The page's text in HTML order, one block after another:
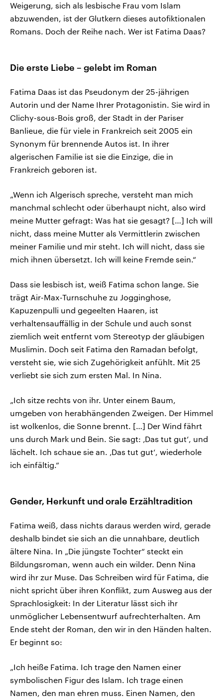
Weigerung, sich als lesbische Frau vom Islam
abzuwenden, ist der Glutkern dieses autofiktionalen
Romans. Doch der Reihe nach. Wer ist Fatima Daas?
Die erste Liebe – gelebt im Roman
Fatima Daas ist das Pseudonym der 25-jährigen
Autorin und der Name Ihrer Protagonistin. Sie wird in
Clichy-sous-Bois groß, der Stadt in der Pariser
Banlieue, die für viele in Frankreich seit 2005 ein
Synonym für brennende Autos ist. In ihrer
algerischen Familie ist sie die Einzige, die in
Frankreich geboren ist.
„Wenn ich Algerisch spreche, versteht man mich
manchmal schlecht oder überhaupt nicht, also wird
meine Mutter gefragt: Was hat sie gesagt? […] Ich will
nicht, dass meine Mutter als Vermittlerin zwischen
meiner Familie und mir steht. Ich will nicht, dass sie
mich ihnen übersetzt. Ich will keine Fremde sein.“
Dass sie lesbisch ist, weiß Fatima schon lange. Sie
trägt Air-Max-Turnschuhe zu Jogginghose,
Kapuzenpulli und gegeelten Haaren, ist
verhaltensauffällig in der Schule und auch sonst
ziemlich weit entfernt vom Stereotyp der gläubigen
Muslimin. Doch seit Fatima den Ramadan befolgt,
versteht sie, wie sich Zugehörigkeit anfühlt. Mit 25
verliebt sie sich zum ersten Mal. In Nina.
„Ich sitze rechts von ihr. Unter einem Baum,
umgeben von herabhängenden Zweigen. Der Himmel
ist wolkenlos, die Sonne brennt. […] Der Wind fährt
uns durch Mark und Bein. Sie sagt: ‚Das tut gut‘, und
lächelt. Ich schaue sie an. ‚Das tut gut‘, wiederhole
ich einfältig.“
Gender, Herkunft und orale Erzähltradition
Fatima weiß, dass nichts daraus werden wird, gerade
deshalb bindet sie sich an die unnahbare, deutlich
ältere Nina. In „Die jüngste Tochter“ steckt ein
Bildungsroman, wenn auch ein wilder. Denn Nina
wird ihr zur Muse. Das Schreiben wird für Fatima, die
nicht spricht über ihren Konflikt, zum Ausweg aus der
Sprachlosigkeit: In der Literatur lässt sich ihr
unmöglicher Lebensentwurf aufrechterhalten. Am
Ende steht der Roman, den wir in den Händen halten.
Er beginnt so:
„Ich heiße Fatima. Ich trage den Namen einer
symbolischen Figur des Islam. Ich trage einen
Namen, den man ehren muss. Einen Namen, den